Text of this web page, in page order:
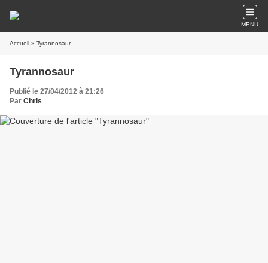
MENU
Accueil » Tyrannosaur
Tyrannosaur
Publié le 27/04/2012 à 21:26
Par Chris